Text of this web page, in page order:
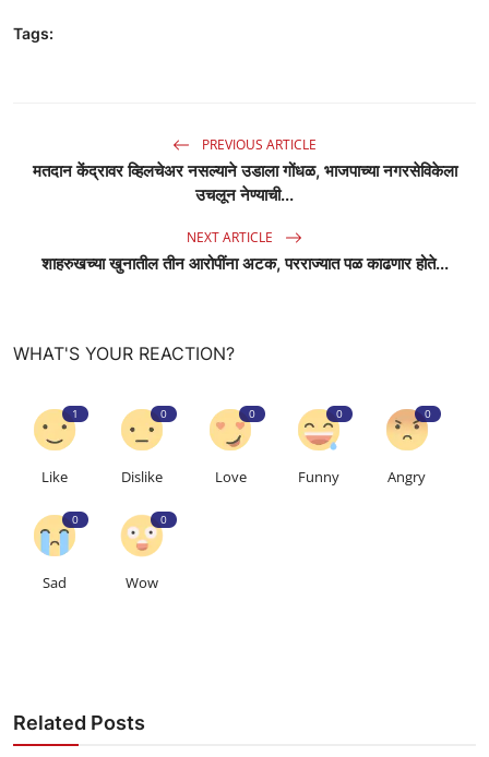
Tags:
PREVIOUS ARTICLE
मतदान केंद्रावर व्हिलचेअर नसल्याने उडाला गोंधळ, भाजपाच्या नगरसेविकेला
उचलून नेण्याची...
NEXT ARTICLE
शाहरुखच्या खुनातील तीन आरोपींना अटक, परराज्यात पळ काढणार होते...
WHAT'S YOUR REACTION?
1
Like
0
Dislike
0
Love
0
Funny
0
Angry
0
Sad
0
Wow
Related Posts